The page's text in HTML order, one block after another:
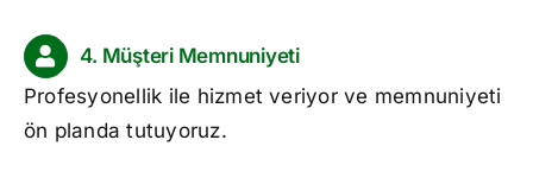
4. Müşteri Memnuniyeti
Profesyonellik ile hizmet veriyor ve memnuniyeti
ön planda tutuyoruz.